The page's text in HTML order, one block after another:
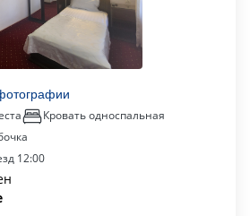
Кровать односпальная
12:00